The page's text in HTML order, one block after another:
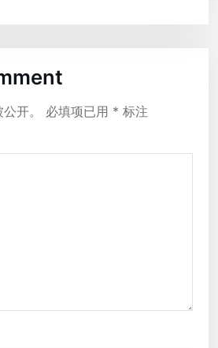
开。 必填项已用 * 标注